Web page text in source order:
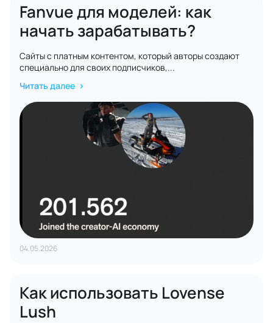
Fanvue для моделей: как
начать зарабатывать?
Сайты с платным контентом, который авторы создают
специально для своих подписчиков,...
Читать далее
04.05.2026
Как использовать Lovense
Lush